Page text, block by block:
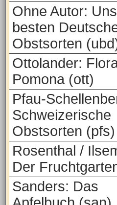
Ohne Autor:
besten
Obstsorten
Ottolander:
Pomona (ott)
Pfau-
Schweizerische
Obstsorten (pfs)
Rosenthal /
Der
Sanders: Das